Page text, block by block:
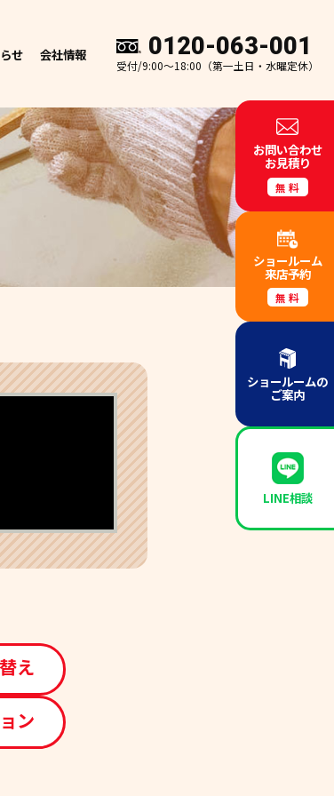
せ 会社情報 0120-063-001
受付/9:00～18:00（第一土日・水曜定休）
え
ン
お問い合わせ
お見積り
無料
ショールーム
来店予約
無料
ショールームの
ご案内
LINE相談